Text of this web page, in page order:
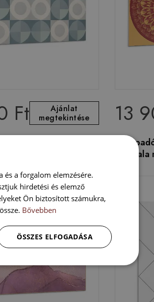
Ft
Ajánlat
megtekintése
13
és a forgalom elemzésére.
hirdetési és elemző
Ön biztosított számukra,
Bővebben
ÖSSZES ELFOGADÁSA